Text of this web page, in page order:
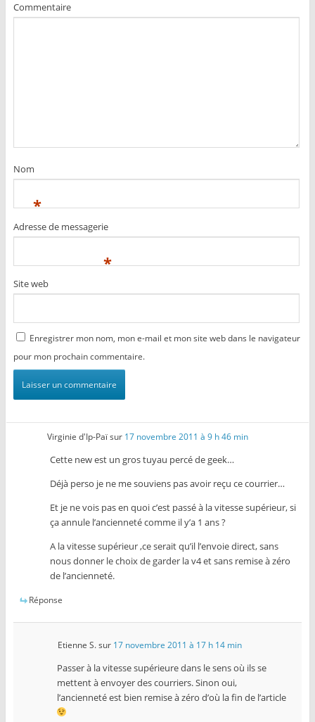
Commentaire
Nom
*
Adresse de messagerie
*
Site web
Enregistrer mon nom, mon e-mail et mon site web dans le navigateur
pour mon prochain commentaire.
Virginie d'Ip-Païsur 17 novembre 2011 à 9 h 46 min
Cette new est un gros tuyau percé de geek…
Déjà perso je ne me souviens pas avoir reçu ce courrier…
Et je ne vois pas en quoi c’est passé à la vitesse supérieur, si
ça annule l’ancienneté comme il y’a 1 ans ?
A la vitesse supérieur ,ce serait qu’il l’envoie direct, sans
nous donner le choix de garder la v4 et sans remise à zéro
de l’ancienneté.
Réponse
Etienne S.sur 17 novembre 2011 à 17 h 14 min
Passer à la vitesse supérieure dans le sens où ils se
mettent à envoyer des courriers. Sinon oui,
l’ancienneté est bien remise à zéro d’où la fin de l’article